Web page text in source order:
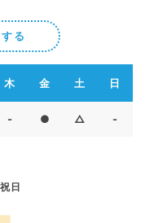
る
木 金 土 日
- ● △ -
日